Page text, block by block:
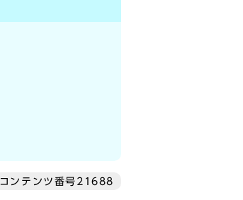
コンテンツ番号21688